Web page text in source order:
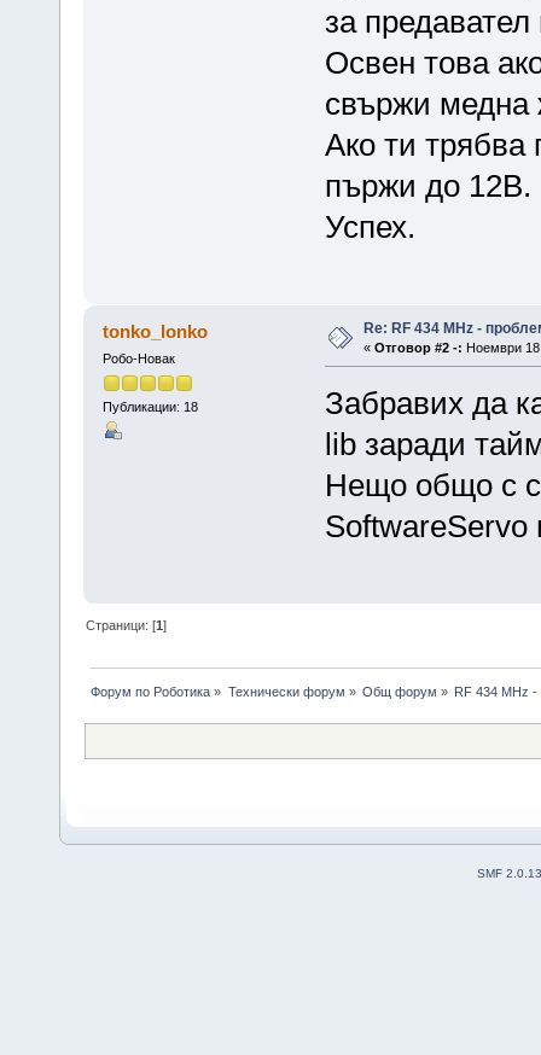
за
Освен това
свържи медна
Ако ти трябва
пържи до 12В.
Успех.
tonko_lonko
Робо-Новак
Публикации: 18
Re: RF 434 MHz -
« Отговор #2 -: Ноември
Забравих да
lib заради
Нещо общо с
Страници: [1]
Форум по Роботика » Технически форум » Общ форум » RF 434 MHz
SMF 2.0.13